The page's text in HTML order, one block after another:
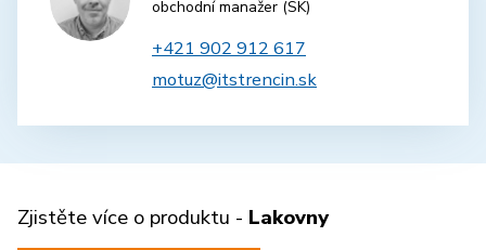
obchodní manažer (SK)
+421 902 912 617
motuz@itstrencin.sk
Zjistěte více o produktu - Lakovny